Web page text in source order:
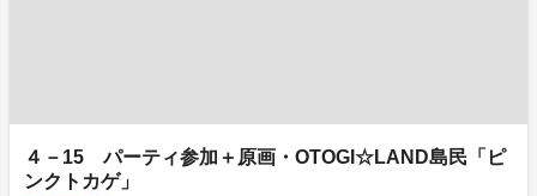
４－15 パーティ参加＋原画・OTOGI☆LAND島民「ピ
ンクトカゲ」